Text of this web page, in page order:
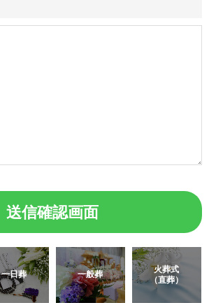
一日葬 一般葬
火葬式
（直葬）